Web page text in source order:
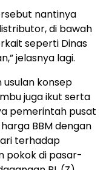
nantinya
di bawah
seperti Dinas
jelasnya lagi.
usulan konsep
juga ikut serta
pemerintah pusat
BBM dengan
terhadap
pokok di pasar-